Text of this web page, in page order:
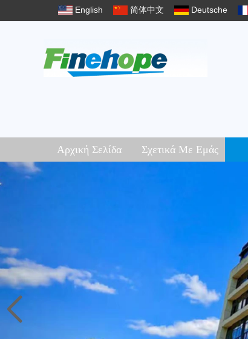
English 简体中文 Deutsche
Αρχική Σελίδα Σχετικά Με Εμάς